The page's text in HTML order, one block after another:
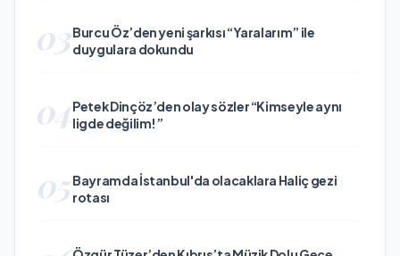
03Burcu Öz’den yeni şarkısı “Yaralarım” ile
duygulara dokundu
04Petek Dinçöz’den olay sözler “Kimseyle aynı
ligde değilim!”
05Bayramda İstanbul'da olacaklara Haliç gezi
rotası